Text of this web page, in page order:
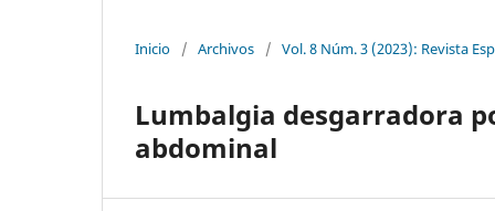
Inicio / Archivos / Vol. 8 Núm. 3 (2023): Revista
Lumbalgia desgarradora
abdominal